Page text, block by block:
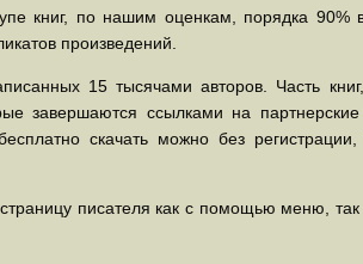
книг, по нашим оценкам, порядка 90%
произведений.
15 тысячами авторов. Часть
завершаются ссылками на
скачать можно без
писателя как с помощью меню,